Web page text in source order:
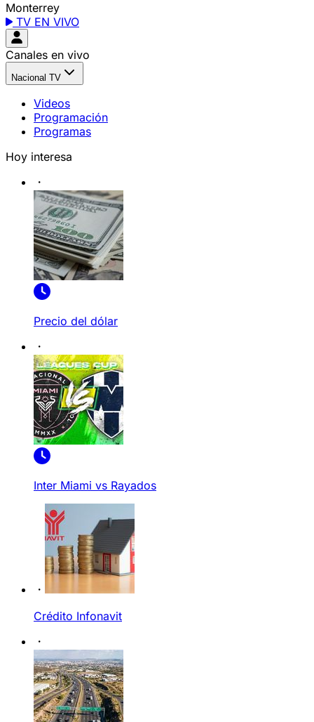
Monterrey
TV EN VIVO
Canales en vivo
Nacional TV
Videos
Programación
Programas
Hoy interesa
Precio del dólar
Inter Miami vs Rayados
Crédito Infonavit